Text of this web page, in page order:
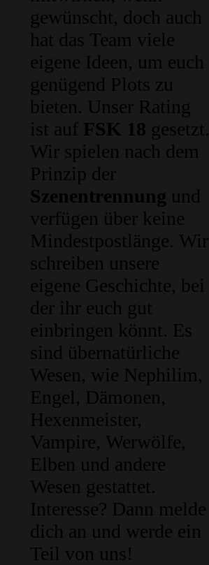
gewünscht, doch auch
hat das Team viele
eigene Ideen, um euch
genügend Plots zu
bieten. Unser Rating
ist auf FSK 18 gesetzt.
Wir spielen nach dem
Prinzip der
Szenentrennung und
verfügen über keine
Mindestpostlänge. Wir
schreiben unsere
eigene Geschichte, bei
der ihr euch gut
einbringen könnt. Es
sind übernatürliche
Wesen, wie Nephilim,
Engel, Dämonen,
Hexenmeister,
Vampire, Werwölfe,
Elben und andere
Wesen gestattet.
Interesse? Dann melde
dich an und werde ein
Teil von uns!